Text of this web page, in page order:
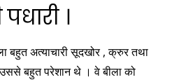
।
बहुत अत्याचारी सूदखोर , क्रुर तथा
बहुत परेशान थे । वे बीला को